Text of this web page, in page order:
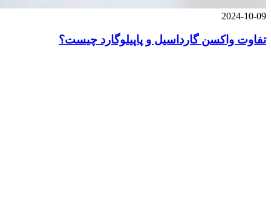
2024-10-09
تفاوت واکسن گارداسیل و پاپیلوگارد چیست؟